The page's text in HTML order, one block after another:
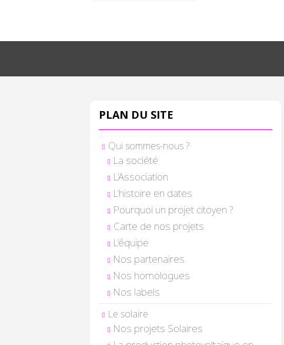
PLAN DU SITE
Qui sommes-nous ?
La société
L’Association
L’histoire en dates
Pourquoi un projet citoyen ?
Carte de nos projets
L’équipe
Nos partenaires
Nos homologues
Nos labels
Le solaire
Nos projets Solaires